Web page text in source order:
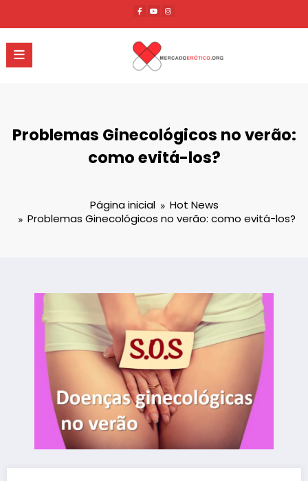
o
conteúdo
Problemas Ginecológicos no verão:
como evitá-los?
Página inicial
Hot News
Problemas Ginecológicos no verão: como evitá-los?